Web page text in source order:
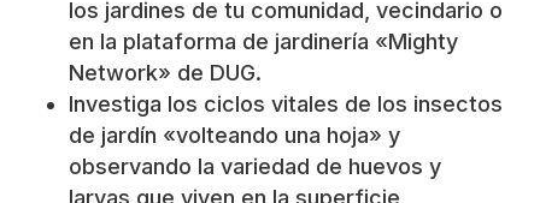
los jardines de tu comunidad, vecindario o
en la plataforma de jardinería «Mighty
Network» de DUG.
Investiga los ciclos vitales de los insectos
de jardín «volteando una hoja» y
observando la variedad de huevos y
larvas que viven en la superficie